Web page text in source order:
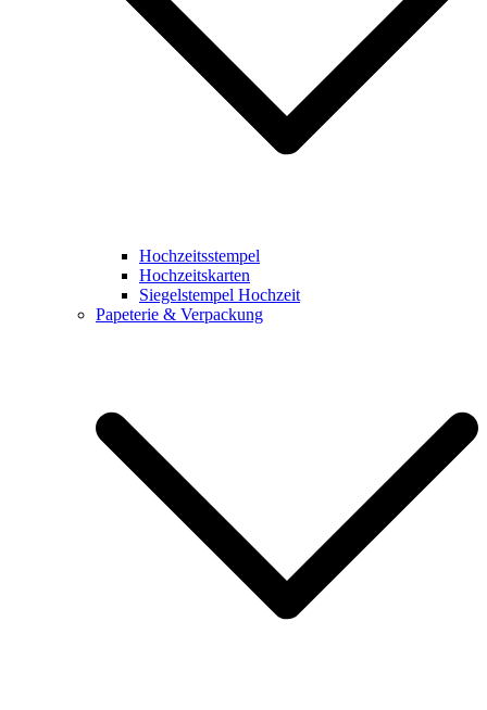
Hochzeitsstempel
Hochzeitskarten
Siegelstempel Hochzeit
Papeterie & Verpackung